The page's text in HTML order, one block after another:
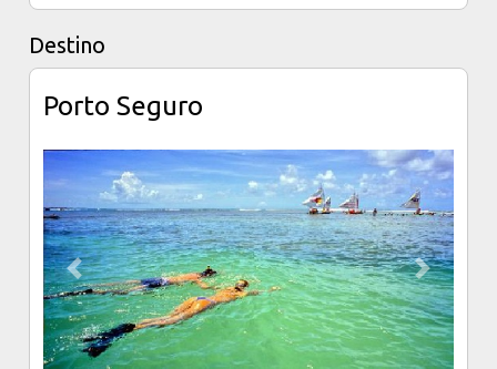
Destino
Porto Seguro
Previous Next